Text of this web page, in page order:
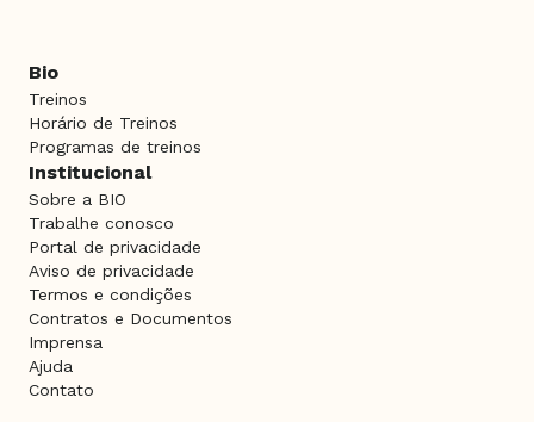
Bio
Treinos
Horário de Treinos
Programas de treinos
Institucional
Sobre a BIO
Trabalhe conosco
Portal de privacidade
Aviso de privacidade
Termos e condições
Contratos e Documentos
Imprensa
Ajuda
Contato